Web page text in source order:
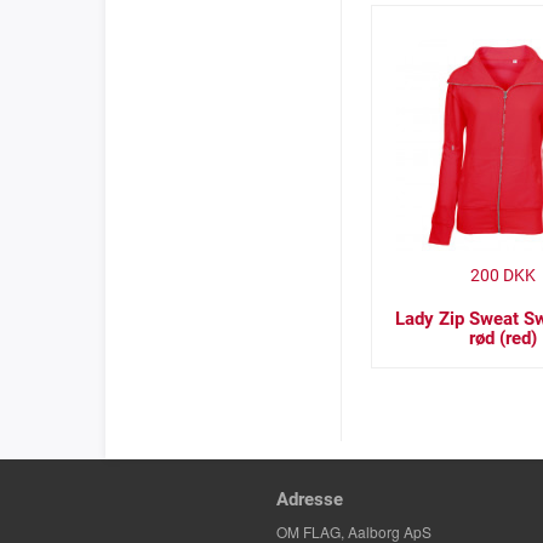
Lady Zip Sweat
rød (red)
200 DKK
Adresse
OM FLAG, Aalborg ApS